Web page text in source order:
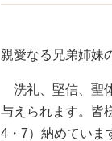
親愛なる兄弟姉妹
洗礼、堅信、聖
与えられます。皆
4・7）納めていま